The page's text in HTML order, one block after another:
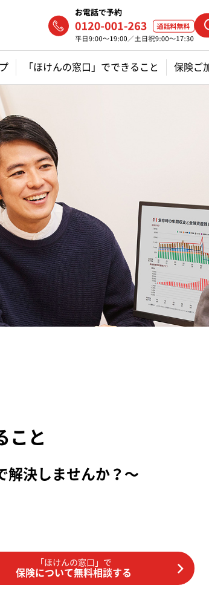
「ほけんの窓口」でできること 保険ご
こと
解決しませんか？～
「ほけんの窓口」で
保険について無料相談する